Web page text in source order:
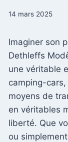
14 mars 2025
Imaginer son
Dethleffs
une véritable
camping-
moyens de
en véritables
liberté. Que
ou